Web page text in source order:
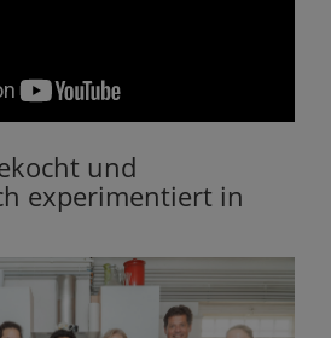
und
experimentiert in